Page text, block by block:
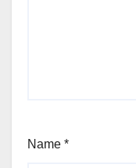
Name *